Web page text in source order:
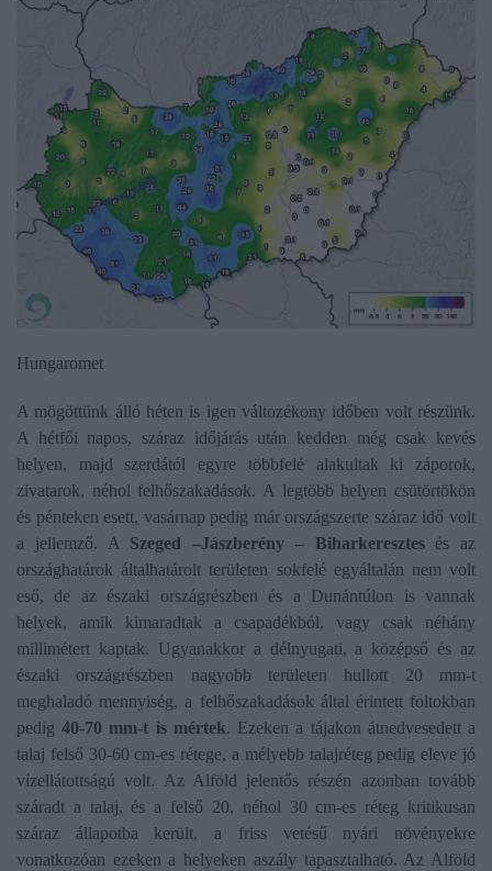
Hungaromet
A mögöttünk álló héten is igen változékony időben volt részünk.
A hétfői napos, száraz időjárás után kedden még csak kevés
helyen, majd szerdától egyre többfelé alakultak ki záporok,
zivatarok, néhol felhőszakadások. A legtöbb helyen csütörtökön
és pénteken esett, vasárnap pedig már országszerte száraz idő volt
a jellemző. A Szeged –Jászberény – Biharkeresztes és az
országhatárok általhatárolt területen sokfelé egyáltalán nem volt
eső, de az északi országrészben és a Dunántúlon is vannak
helyek, amik kimaradtak a csapadékból, vagy csak néhány
millimétert kaptak. Ugyanakkor a délnyugati, a középső és az
északi országrészben nagyobb területen hullott 20 mm-t
meghaladó mennyiség, a felhőszakadások által érintett foltokban
pedig40-70 mm-t is mértek. Ezeken a tájakon átnedvesedett a
talaj felső 30-60 cm-es rétege, a mélyebb talajréteg pedig eleve jó
vízellátottságú volt. Az Alföld jelentős részén azonban tovább
száradt a talaj, és a felső 20, néhol 30 cm-es réteg kritikusan
száraz állapotba került, a friss vetésű nyári növényekre
vonatkozóan ezeken a helyeken aszály tapasztalható. Az Alföld